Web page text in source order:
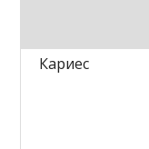
Кариес